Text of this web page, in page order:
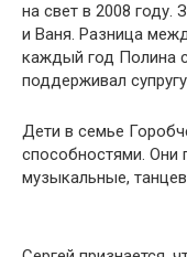
на свет в 2008
и Ваня. Разница
каждый год Полина
поддерживал
Дети в семье
способностями. Они
музыкальные,